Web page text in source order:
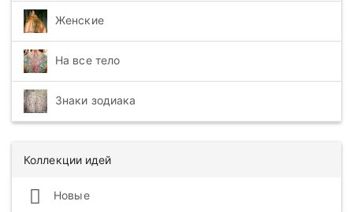
Женские
На все тело
Знаки зодиака
Коллекции идей
Новые